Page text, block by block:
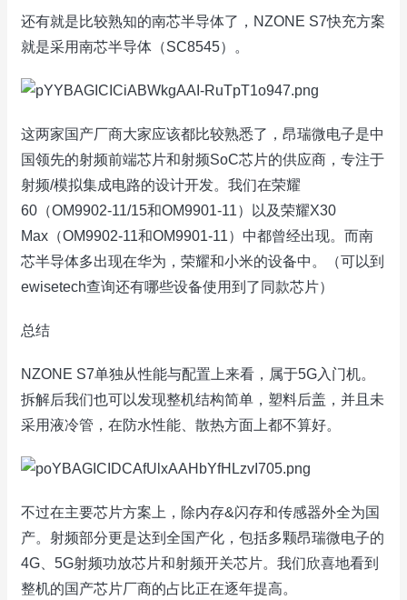
还有就是比较熟知的南芯半导体了，NZONE S7快充方案
就是采用南芯半导体（SC8545）。
这两家国产厂商大家应该都比较熟悉了，昂瑞微电子是中
国领先的射频前端芯片和射频SoC芯片的供应商，专注于
射频/模拟集成电路的设计开发。我们在荣耀
60（OM9902-11/15和OM9901-11）以及荣耀X30
Max（OM9902-11和OM9901-11）中都曾经出现。而南
芯半导体多出现在华为，荣耀和小米的设备中。（可以到
ewisetech查询还有哪些设备使用到了同款芯片）
总结
NZONE S7单独从性能与配置上来看，属于5G入门机。
拆解后我们也可以发现整机结构简单，塑料后盖，并且未
采用液冷管，在防水性能、散热方面上都不算好。
不过在主要芯片方案上，除内存&闪存和传感器外全为国
产。射频部分更是达到全国产化，包括多颗昂瑞微电子的
4G、5G射频功放芯片和射频开关芯片。我们欣喜地看到
整机的国产芯片厂商的占比正在逐年提高。